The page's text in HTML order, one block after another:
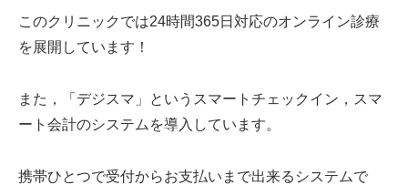
このクリニックでは24時間365日対応のオンライン診療
を展開しています！
また，「デジスマ」というスマートチェックイン，スマ
ート会計のシステムを導入しています。
携帯ひとつで受付からお支払いまで出来るシステムで